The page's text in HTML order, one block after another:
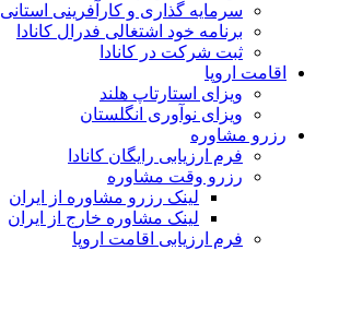
سرمایه گذاری و کارآفرینی استانی
برنامه خود اشتغالی فدرال کانادا
ثبت شرکت در کانادا
اقامت اروپا
ویزای استارتاپ هلند
ویزای نوآوری انگلستان
رزرو مشاوره
فرم ارزیابی رایگان کانادا
رزرو وقت مشاوره
لینک رزرو مشاوره از ایران
لینک مشاوره خارج از ایران
فرم ارزیابی اقامت اروپا